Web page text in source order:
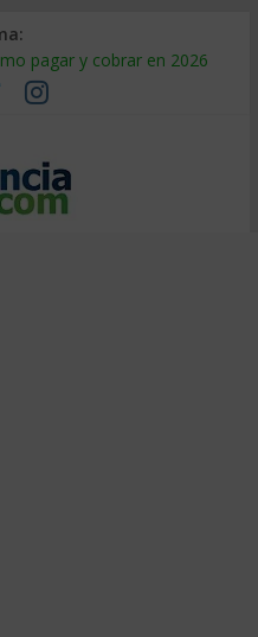
pagar y cobrar en 2026
qué sale tan caro
auditarla a tiempo
suministro: qué hacer
segmentarlo y venderle